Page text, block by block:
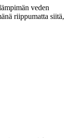
veden
riippumatta siitä,